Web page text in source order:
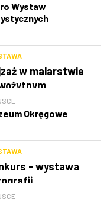
Wystaw
w malarstwie
Okręgowe
- wystawa